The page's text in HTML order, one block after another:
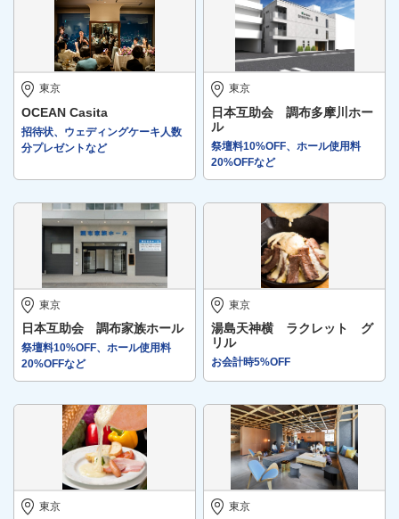
東京
OCEAN Casita
招待状、ウェディングケーキ人数
分プレゼントなど
東京
日本互助会 調布多摩川ホー
ル
祭壇料10%OFF、ホール使用料
20%OFFなど
東京
日本互助会 調布家族ホール
祭壇料10%OFF、ホール使用料
20%OFFなど
東京
湯島天神横 ラクレット グ
リル
お会計時5%OFF
東京 東京